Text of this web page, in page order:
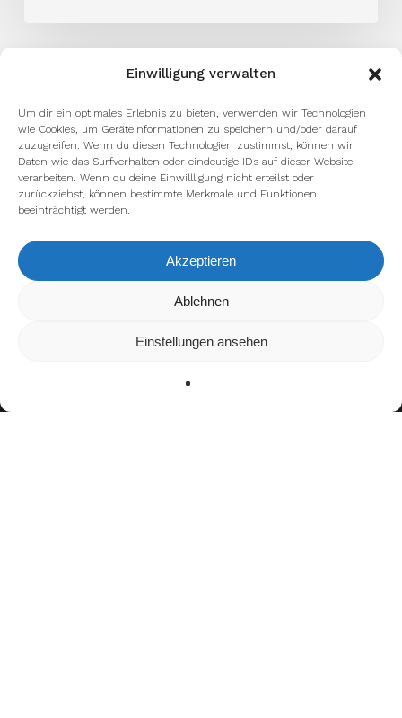
Einwilligung verwalten
Um dir ein optimales Erlebnis zu bieten, verwenden wir Technologien
wie Cookies, um Geräteinformationen zu speichern und/oder darauf
zuzugreifen. Wenn du diesen Technologien zustimmst, können wir
Daten wie das Surfverhalten oder eindeutige IDs auf dieser Website
verarbeiten. Wenn du deine Einwillligung nicht erteilst oder
zurückziehst, können bestimmte Merkmale und Funktionen
beeinträchtigt werden.
Akzeptieren
Ablehnen
Einstellungen ansehen
Wir verwenden Cookies, um dir die bestmögliche Erfahrung auf
kannst du erfahren, welche Cookies wir
verwenden oder sie ausschalten.